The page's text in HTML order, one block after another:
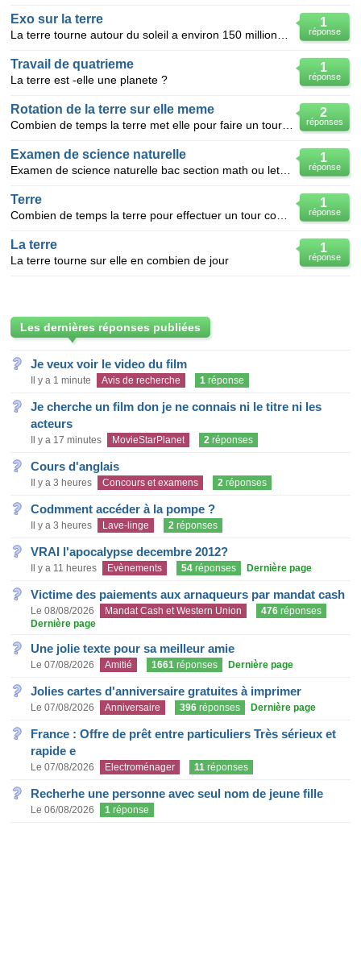
1
réponse
Exo sur la terre
1
réponse
Travail de quatrieme
La terre est -elle une planete ?
2
réponses
Rotation de la terre sur elle meme
1
réponse
Examen de science naturelle
1
réponse
Terre
1
réponse
La terre
La terre tourne sur elle en combien de jour
Les dernières réponses publiées
Je veux voir le video du film
Il y a 1 minute Avis de recherche 1 réponse
Je cherche un film don je ne connais ni le titre ni les
acteurs
Il y a 17 minutes MovieStarPlanet 2 réponses
Cours d'anglais
Il y a 3 heures Concours et examens 2 réponses
Codmment accéder à la pompe ?
Il y a 3 heures Lave-linge 2 réponses
VRAI l'apocalypse decembre 2012?
Il y a 11 heures Evènements 54 réponses Dernière page
Victime des paiements aux arnaqueurs par mandat cash
Le 08/08/2026 Mandat Cash et Western Union 476 réponses
Dernière page
Une jolie texte pour sa meilleur amie
Le 07/08/2026 Amitié 1661 réponses Dernière page
Jolies cartes d'anniversaire gratuites à imprimer
Le 07/08/2026 Anniversaire 396 réponses Dernière page
France : Offre de prêt entre particuliers Très sérieux et
rapide e
Le 07/08/2026 Electroménager 11 réponses
Recherhe une personne avec seul nom de jeune fille
Le 06/08/2026 1 réponse